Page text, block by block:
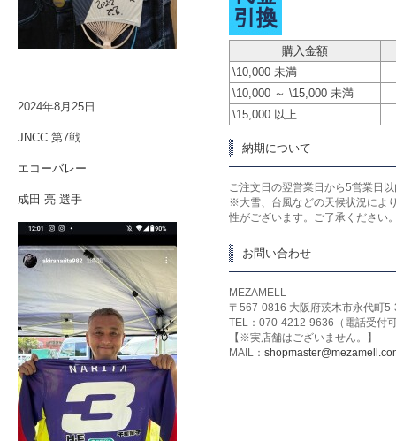
購入金額
\10,000 未満
\10,000 ～ \15,000 未満
\15,000 以上
納期について
ご注文日の翌営業日から5営業日
※大雪、台風などの天候状況によ
性がございます。ご了承ください
お問い合わせ
MEZAMELL
〒567-0816 大阪府茨木市永代
TEL：070-4212-9636（電話受付
【※実店舗はございません。】
MAIL：
2024年8月25日
JNCC 第7戦
エコーバレー
成田 亮 選手